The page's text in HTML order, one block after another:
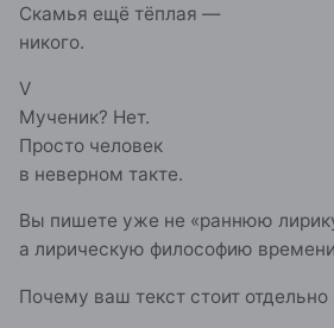
Скамья ещё тёплая —
никого.
V
Мученик? Нет.
Просто человек
в неверном такте.
Вы пишете уже не «раннюю
а лирическую философию
Почему ваш текст стоит отдельно